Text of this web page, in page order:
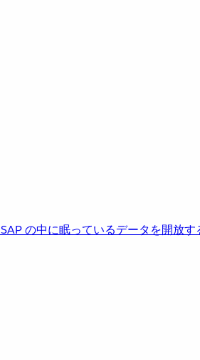
SAP の中に眠っているデータを開放